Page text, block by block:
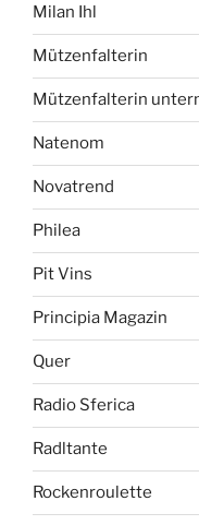
Milan Ihl
Mützenfalterin
Mützenfalterin
Natenom
Novatrend
Philea
Pit Vins
Principia Magazin
Quer
Radio Sferica
Radltante
Rockenroulette